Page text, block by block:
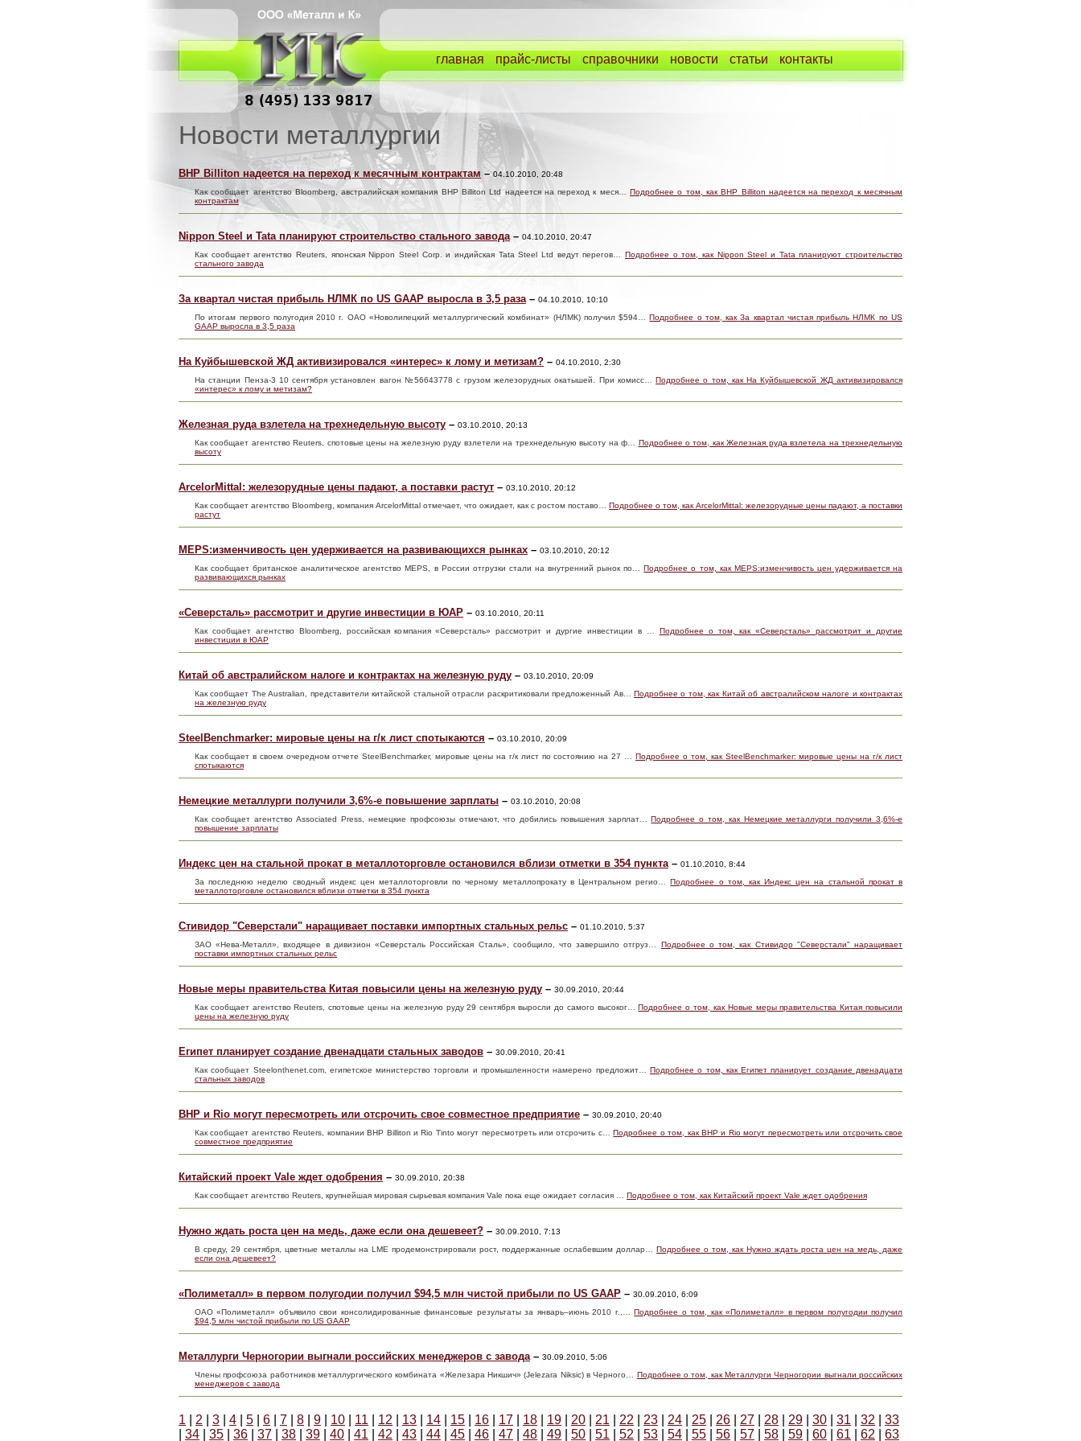
главная прайс-листы справочники новости статьи контакты
Новости металлургии
BHP Billiton надеется на переход к месячным контрактам –04.10.2010, 20:48
Как сообщает агентство Bloomberg, австралийская компания BHP Billiton Ltd надеется на переход к меся… Подробнее о том, как BHP Billiton надеется на переход к месячным
контрактам
Nippon Steel и Tata планируют строительство стального завода– 04.10.2010, 20:47
Как сообщает агентство Reuters, японская Nippon Steel Corp. и индийская Tata Steel Ltd ведут перегов… Подробнее о том, как Nippon Steel и Tata планируют строительство
стального завода
За квартал чистая прибыль НЛМК по US GAAP выросла в 3,5 раза– 04.10.2010, 10:10
По итогам первого полугодия 2010 г. ОАО «Новолипецкий металлургический комбинат» (НЛМК) получил $594… Подробнее о том, как За квартал чистая прибыль НЛМК по US
GAAP выросла в 3,5 раза
На Куйбышевской ЖД активизировался «интерес» к лому и метизам? – 04.10.2010, 2:30
На станции Пенза-3 10 сентября установлен вагон №56643778 с грузом железорудных окатышей. При комисс… Подробнее о том, как На Куйбышевской ЖД активизировался
«интерес» к лому и метизам?
Железная руда взлетела на трехнедельную высоту – 03.10.2010, 20:13
Как сообщает агентство Reuters, спотовые цены на железную руду взлетели на трехнедельную высоту на ф… Подробнее о том, как Железная руда взлетела на трехнедельную
высоту
ArcelorMittal: железорудные цены падают, а поставки растут – 03.10.2010, 20:12
Как сообщает агентство Bloomberg, компания ArcelorMittal отмечает, что ожидает, как с ростом поставо… Подробнее о том, как ArcelorMittal: железорудные цены падают, а поставки
растут
MEPS:изменчивость цен удерживается на развивающихся рынках – 03.10.2010, 20:12
Как сообщает британское аналитическое агентство MEPS, в России отгрузки стали на внутренний рынок по… Подробнее о том, как MEPS:изменчивость цен удерживается на
развивающихся рынках
«Северсталь» рассмотрит и другие инвестиции в ЮАР – 03.10.2010, 20:11
Как сообщает агентство Bloomberg, российская компания «Северсталь» рассмотрит и дургие инвестиции в …
Подробнее о том, как «Северсталь» рассмотрит и другие
инвестиции в ЮАР
Китай об австралийском налоге и контрактах на железную руду – 03.10.2010, 20:09
Как сообщает The Australian, представители китайской стальной отрасли раскритиковали предложенный Ав… Подробнее о том, как Китай об австралийском налоге и контрактах
на железную руду
SteelBenchmarker: мировые цены на г/к лист спотыкаются – 03.10.2010, 20:09
Как сообщает в своем очередном отчете SteelBenchmarker, мировые цены на г/к лист по состоянию на 27 … Подробнее о том, как SteelBenchmarker: мировые цены на г/к лист
спотыкаются
Немецкие металлурги получили 3,6%-е повышение зарплаты – 03.10.2010, 20:08
Как сообщает агентство Associated Press, немецкие профсоюзы отмечают, что добились повышения зарплат… Подробнее о том, как Немецкие металлурги получили 3,6%-е
повышение зарплаты
Индекс цен на стальной прокат в металлоторговле остановился вблизи отметки в 354 пункта– 01.10.2010, 8:44
За последнюю неделю сводный индекс цен металлоторговли по черному металлопрокату в Центральном регио… Подробнее о том, как Индекс цен на стальной прокат в
металлоторговле остановился вблизи отметки в 354 пункта
Стивидор "Северстали" наращивает поставки импортных стальных рельс – 01.10.2010, 5:37
ЗАО «Нева-Металл», входящее в дивизион «Северсталь Российская Сталь», сообщило, что завершило отгруз…
Подробнее о том, как Стивидор "Северстали" наращивает
поставки импортных стальных рельс
Новые меры правительства Китая повысили цены на железную руду – 30.09.2010, 20:44
Как сообщает агентство Reuters, спотовые цены на железную руду 29 сентября выросли до самого высоког… Подробнее о том, как Новые меры правительства Китая повысили
цены на железную руду
Египет планирует создание двенадцати стальных заводов – 30.09.2010, 20:41
Как сообщает Steelonthenet.com, египетское министерство торговли и промышленности намерено предложит… Подробнее о том, как Египет планирует создание двенадцати
стальных заводов
BHP и Rio могут пересмотреть или отсрочить свое совместное предприятие – 30.09.2010, 20:40
Как сообщает агентство Reuters, компании BHP Billiton и Rio Tinto могут пересмотреть или отсрочить с… Подробнее о том, как BHP и Rio могут пересмотреть или отсрочить свое
совместное предприятие
Китайский проект Vale ждет одобрения – 30.09.2010, 20:38
Как сообщает агентство Reuters, крупнейшая мировая сырьевая компания Vale пока еще ожидает согласия … Подробнее о том, как Китайский проект Vale ждет одобрения
Нужно ждать роста цен на медь, даже если она дешевеет? – 30.09.2010, 7:13
В среду, 29 сентября, цветные металлы на LME продемонстрировали рост, поддержанные ослабевшим доллар… Подробнее о том, как Нужно ждать роста цен на медь, даже
если она дешевеет?
«Полиметалл» в первом полугодии получил $94,5 млн чистой прибыли по US GAAP – 30.09.2010, 6:09
ОАО «Полиметалл» объявило свои консолидированные финансовые результаты за январь–июнь 2010 г.,… Подробнее о том, как «Полиметалл» в первом полугодии получил
$94,5 млн чистой прибыли по US GAAP
Металлурги Черногории выгнали российских менеджеров с завода– 30.09.2010, 5:06
Члены профсоюза работников металлургического комбината «Железара Никшич» (Jelezara Niksic) в Черного… Подробнее о том, как Металлурги Черногории выгнали российских
менеджеров с завода
1 2 3 4 5 6 7 8 9 10 11 12 13 14 15 16 17 18 19 20 21 22 23 24 25 26 27 28 29 30 31 32
33
34 35 36 37 38 39 40 41 42 43 44 45 46 47 48 49 50 51 52 53 54 55 56 57 58 59 60 61 62 63